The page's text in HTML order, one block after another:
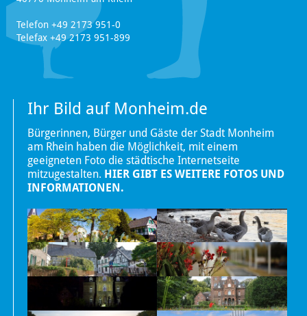
Telefon +49 2173 951-0
Telefax +49 2173 951-899
Ihr Bild auf Monheim.de
Bürgerinnen, Bürger und Gäste der Stadt Monheim
am Rhein haben die Möglichkeit, mit einem
geeigneten Foto die städtische Internetseite
mitzugestalten. HIER GIBT ES WEITERE FOTOS UND
INFORMATIONEN.